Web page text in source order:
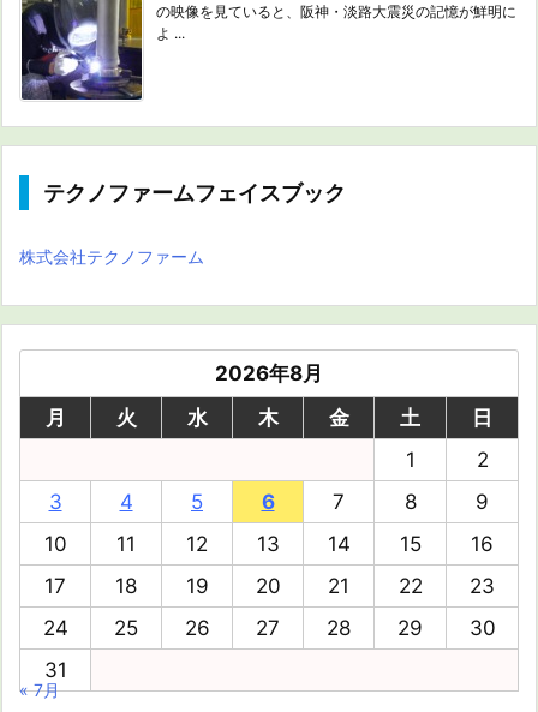
の映像を見ていると、阪神・淡路大震災の記憶が鮮明に
よ ...
テクノファームフェイスブック
株式会社テクノファーム
2026年8月
月
火 水 木 金 土
日
1
2
3
4 5 6 7 8
9
10
11 12 13 14 15
16
17
18 19 20 21 22
23
24
25 26 27 28 29
30
31
« 7月